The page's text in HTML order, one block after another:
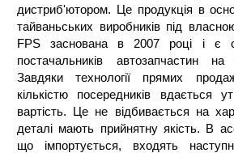
дистриб'ютором. Це продукція в
тайваньських виробників під
FPS заснована в 2007 році і є
постачальників автозапчастин на
Завдяки технології прямих
кількістю посередників вдається
вартість. Це не відбивається на
деталі мають прийнятну якість. В
що імпортується, входять